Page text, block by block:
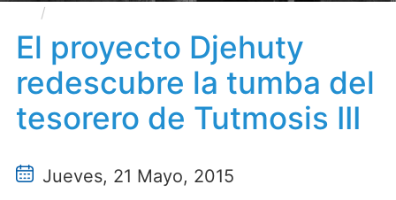
tesorero de Tutmosis III
El proyecto Djehuty
redescubre la tumba del
tesorero de Tutmosis III
Jueves, 21 Mayo, 2015